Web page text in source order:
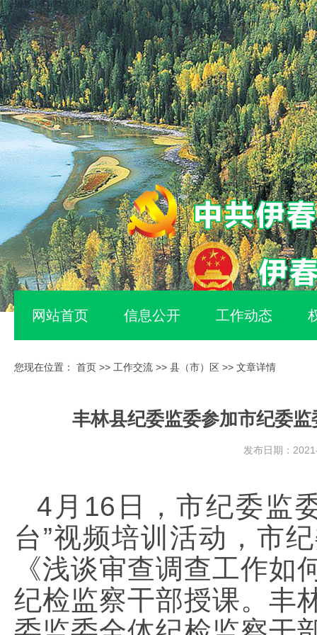
网站首页 信息公开 工作动态
您现在位置： 首页 >> 工作交流 >> 县（市）区 >> 文章详情
丰林县纪委监委参加市纪委
发布日期：
4月16日，市纪委监
台”视频培训活动，市
《浅谈审查调查工作
纪检监察干部授课。丰